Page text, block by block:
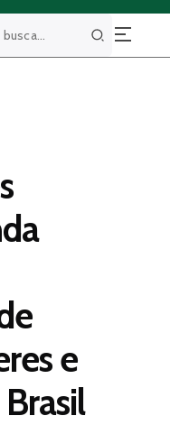
Buscar
e